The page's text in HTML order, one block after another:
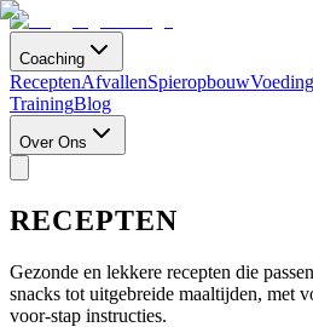
Coaching
ReceptenAfvallenSpieropbouwVoeding
TrainingBlog
Over Ons
RECEPTEN
Gezonde en lekkere recepten die
snacks tot uitgebreide maaltijden, met
voor-stap instructies.